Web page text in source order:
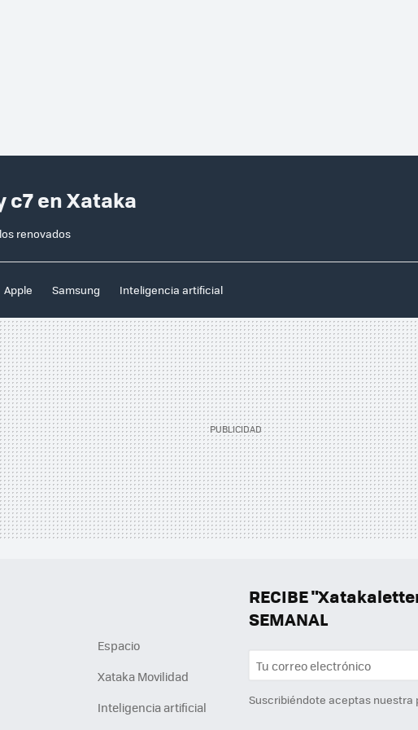
en Xataka
renovados
Apple Samsung Inteligencia artificial
RECIBE
SEMANAL
Suscribiéndote aceptas nuestra
Espacio
Xataka Movilidad
Inteligencia artificial